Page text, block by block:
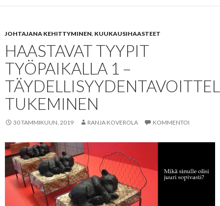
JOHTAJANA KEHITTYMINEN, KUUKAUSIHAASTEET
HAASTAVAT TYYPIT
TYÖPAIKALLA 1 –
TUKEMINEN
30 TAMMIKUUN, 2019 RANJA KOVEROLA KOMMENTOI